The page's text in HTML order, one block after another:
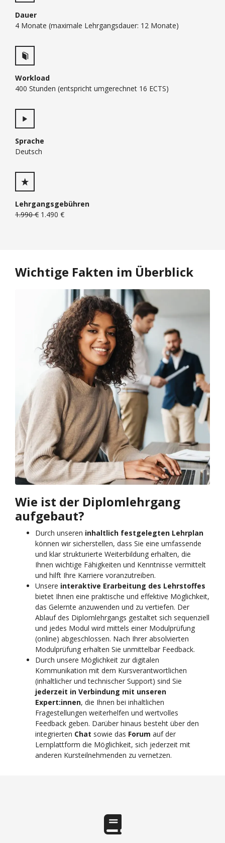
Dauer
4 Monate (maximale Lehrgangsdauer: 12 Monate)
Workload
400 Stunden (entspricht umgerechnet 16 ECTS)
Sprache
Deutsch
Lehrgangsgebühren
1.990 € 1.490 €
Wichtige Fakten im Überblick
Wie ist der Diplomlehrgang
aufgebaut?
Durch unseren inhaltlich festgelegten Lehrplan
können wir sicherstellen, dass Sie eine umfassende
und klar strukturierte Weiterbildung erhalten, die
Ihnen wichtige Fähigkeiten und Kenntnisse vermittelt
und hilft Ihre Karriere voranzutreiben.
Unsere interaktive Erarbeitung des Lehrstoffes
bietet Ihnen eine praktische und effektive Möglichkeit,
das Gelernte anzuwenden und zu vertiefen. Der
Ablauf des Diplomlehrgangs gestaltet sich sequenziell
und jedes Modul wird mittels einer Modulprüfung
(online) abgeschlossen. Nach Ihrer absolvierten
Modulprüfung erhalten Sie unmittelbar Feedback.
Durch unsere Möglichkeit zur digitalen
Kommunikation mit dem Kursverantwortlichen
(inhaltlicher und technischer Support) sind Sie
jederzeit in Verbindung mit unseren
Expert:innen, die Ihnen bei inhaltlichen
Fragestellungen weiterhelfen und wertvolles
Feedback geben. Darüber hinaus besteht über den
integrierten Chat sowie das Forum auf der
Lernplattform die Möglichkeit, sich jederzeit mit
anderen Kursteilnehmenden zu vernetzen.